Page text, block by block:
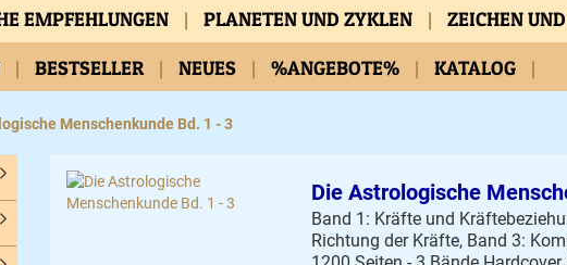
EMPFEHLUNGEN PLANETEN UND ZYKLEN ZEICHEN
PARTNERSCHAFT KLASSISCH PRAKTISCHE
CD DVD BELLETRISTIK
BESTSELLER NEUES %ANGEBOTE% KATALOG
Menschenkunde Bd. 1 - 3
Die Astrologische
Band 1: Kräfte und
Richtung der Kräfte, Band 3: